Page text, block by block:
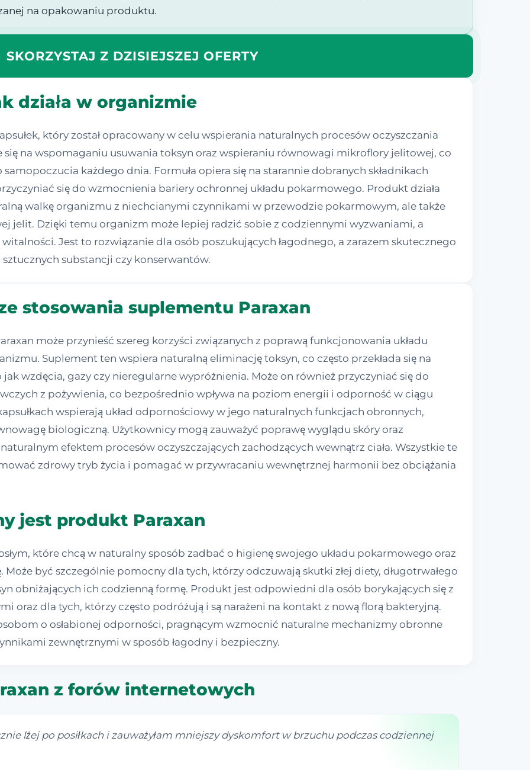
na opakowaniu produktu.
SKORZYSTAJ Z DZISIEJSZEJ OFERTY
działa w organizmie
który został opracowany w celu wspierania naturalnych procesów oczyszczania
się na wspomaganiu usuwania toksyn oraz wspieraniu równowagi mikroflory jelitowej, co
każdego dnia. Formuła opiera się na starannie dobranych składnikach
się do wzmocnienia bariery ochronnej układu pokarmowego. Produkt działa
walkę organizmu z niechcianymi czynnikami w przewodzie pokarmowym, ale także
jelit. Dzięki temu organizm może lepiej radzić sobie z codziennymi wyzwaniami, a
Jest to rozwiązanie dla osób poszukujących łagodnego, a zarazem skutecznego
substancji czy konserwantów.
stosowania suplementu Paraxan
może przynieść szereg korzyści związanych z poprawą funkcjonowania układu
Suplement ten wspiera naturalną eliminację toksyn, co często przekłada się na
wzdęcia, gazy czy nieregularne wypróżnienia. Może on również przyczyniać się do
z pożywienia, co bezpośrednio wpływa na poziom energii i odporność w ciągu
wspierają układ odpornościowy w jego naturalnych funkcjach obronnych,
biologiczną. Użytkownicy mogą zauważyć poprawę wyglądu skóry oraz
efektem procesów oczyszczających zachodzących wewnątrz ciała. Wszystkie te
zdrowy tryb życia i pomagać w przywracaniu wewnętrznej harmonii bez obciążania
jest produkt Paraxan
które chcą w naturalny sposób zadbać o higienę swojego układu pokarmowego oraz
być szczególnie pomocny dla tych, którzy odczuwają skutki złej diety, długotrwałego
obniżających ich codzienną formę. Produkt jest odpowiedni dla osób borykających się z
oraz dla tych, którzy często podróżują i są narażeni na kontakt z nową florą bakteryjną.
o osłabionej odporności, pragnącym wzmocnić naturalne mechanizmy obronne
zewnętrznymi w sposób łagodny i bezpieczny.
z forów internetowych
lżej po posiłkach i zauważyłam mniejszy dyskomfort w brzuchu podczas codziennej